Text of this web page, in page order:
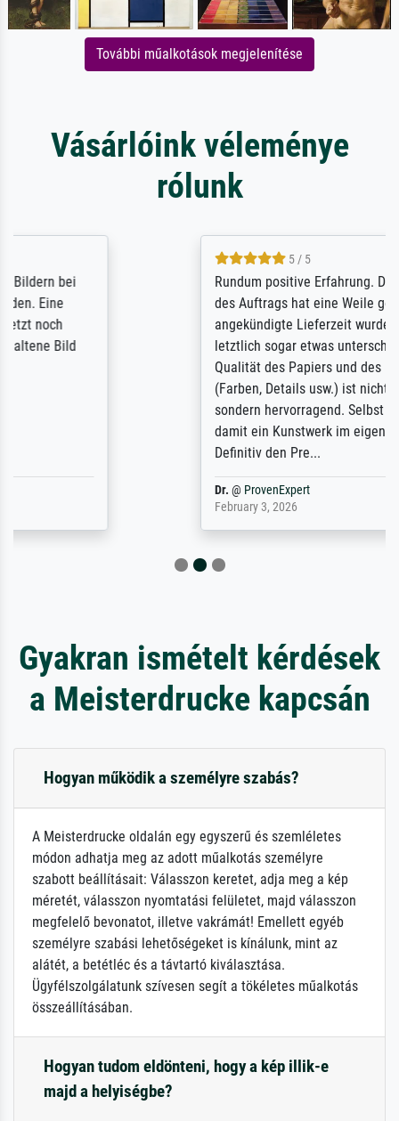
További műalkotások megjelenítése
Vásárlóink véleménye
rólunk
Rundum positive Erfahrung. Die Ausführung
des Auftrags hat eine Weile gedauert, die
angekündigte Lieferzeit wurde aber
letztlich sogar etwas unterschritten. Die
Qualität des Papiers und des Drucks
(Farben, Details usw.) ist nicht nur gut,
sondern hervorragend. Selbst ein Druck ist
damit ein Kunstwerk im eigenen Sinne.
Gyakran ismételt kérdések
a Meisterdrucke kapcsán
Hogyan működik a személyre szabás?
A Meisterdrucke oldalán egy egyszerű és szemléletes
módon adhatja meg az adott műalkotás személyre
szabott beállításait: Válasszon keretet, adja meg a kép
méretét, válasszon nyomtatási felületet, majd válasszon
megfelelő bevonatot, illetve vakrámát! Emellett egyéb
személyre szabási lehetőségeket is kínálunk, mint az
alátét, a betétléc és a távtartó kiválasztása.
Ügyfélszolgálatunk szívesen segít a tökéletes műalkotás
összeállításában.
Hogyan tudom eldönteni, hogy a kép illik-e
majd a helyiségbe?